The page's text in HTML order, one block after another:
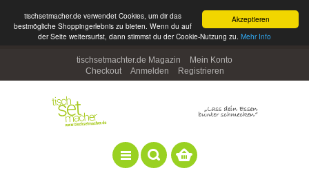
Akzeptieren
tischsetmacher.de verwendet Cookies, um dir das
bestmögliche Shoppingerlebnis zu bieten. Wenn du auf
der Seite weitersurfst, dann stimmst du der Cookie-Nutzung zu. Mehr Info
tischsetmachter.de Magazin
Mein Konto
Checkout
Anmelden Registrieren